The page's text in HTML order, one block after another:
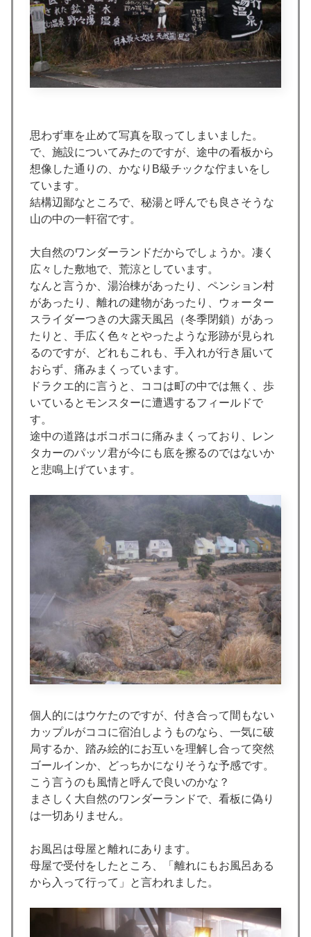
思わず車を止めて写真を取ってしまいました。
で、施設についてみたのですが、途中の看板から
想像した通りの、かなりB級チックな佇まいをし
ています。
結構辺鄙なところで、秘湯と呼んでも良さそうな
山の中の一軒宿です。
大自然のワンダーランドだからでしょうか。凄く
広々した敷地で、荒涼としています。
なんと言うか、湯治棟があったり、ペンション村
があったり、離れの建物があったり、ウォーター
スライダーつきの大露天風呂（冬季閉鎖）があっ
たりと、手広く色々とやったような形跡が見られ
るのですが、どれもこれも、手入れが行き届いて
おらず、痛みまくっています。
ドラクエ的に言うと、ココは町の中では無く、歩
いているとモンスターに遭遇するフィールドで
す。
途中の道路はボコボコに痛みまくっており、レン
タカーのパッソ君が今にも底を擦るのではないか
と悲鳴上げています。
個人的にはウケたのですが、付き合って間もない
カップルがココに宿泊しようものなら、一気に破
局するか、踏み絵的にお互いを理解し合って突然
ゴールインか、どっちかになりそうな予感です。
こう言うのも風情と呼んで良いのかな？
まさしく大自然のワンダーランドで、看板に偽り
は一切ありません。
お風呂は母屋と離れにあります。
母屋で受付をしたところ、「離れにもお風呂ある
から入って行って」と言われました。